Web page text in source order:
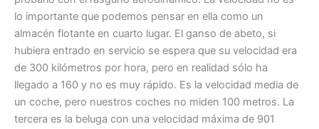
lo importante que podemos pensar en ella como un
almacén flotante en cuarto lugar. El ganso de abeto, si
hubiera entrado en servicio se espera que su velocidad era
de 300 kilómetros por hora, pero en realidad sólo ha
llegado a 160 y no es muy rápido. Es la velocidad media de
un coche, pero nuestros coches no miden 100 metros. La
tercera es la beluga con una velocidad máxima de 901